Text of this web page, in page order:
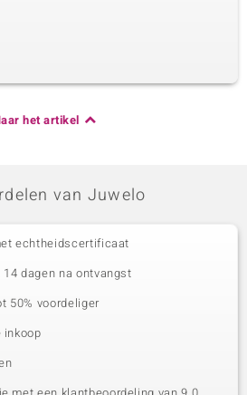
het artikel
van Juwelo
echtheidscertificaat
dagen na ontvangst
50% voordeliger
inkoop